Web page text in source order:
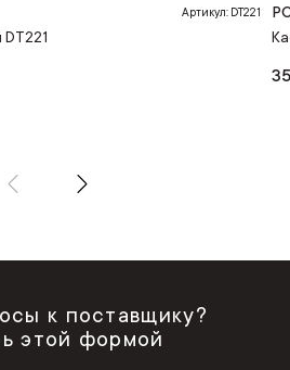
Артикул: DT221
к поставщику?
этой формой